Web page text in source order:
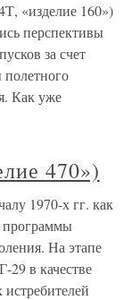
«изделие 160»)
перспективы
за счет
Как уже
470»)
1970-х гг. как
На этапе
в качестве